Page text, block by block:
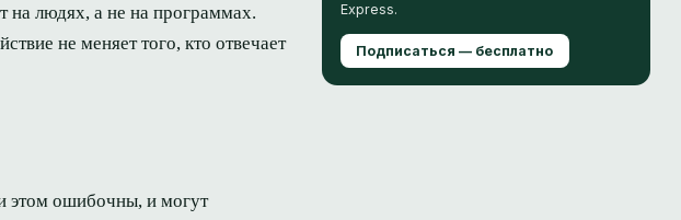
Express.
Подписаться — бесплатно
на людях, а не на программах.
не меняет того, кто отвечает
этом ошибочны, и могут